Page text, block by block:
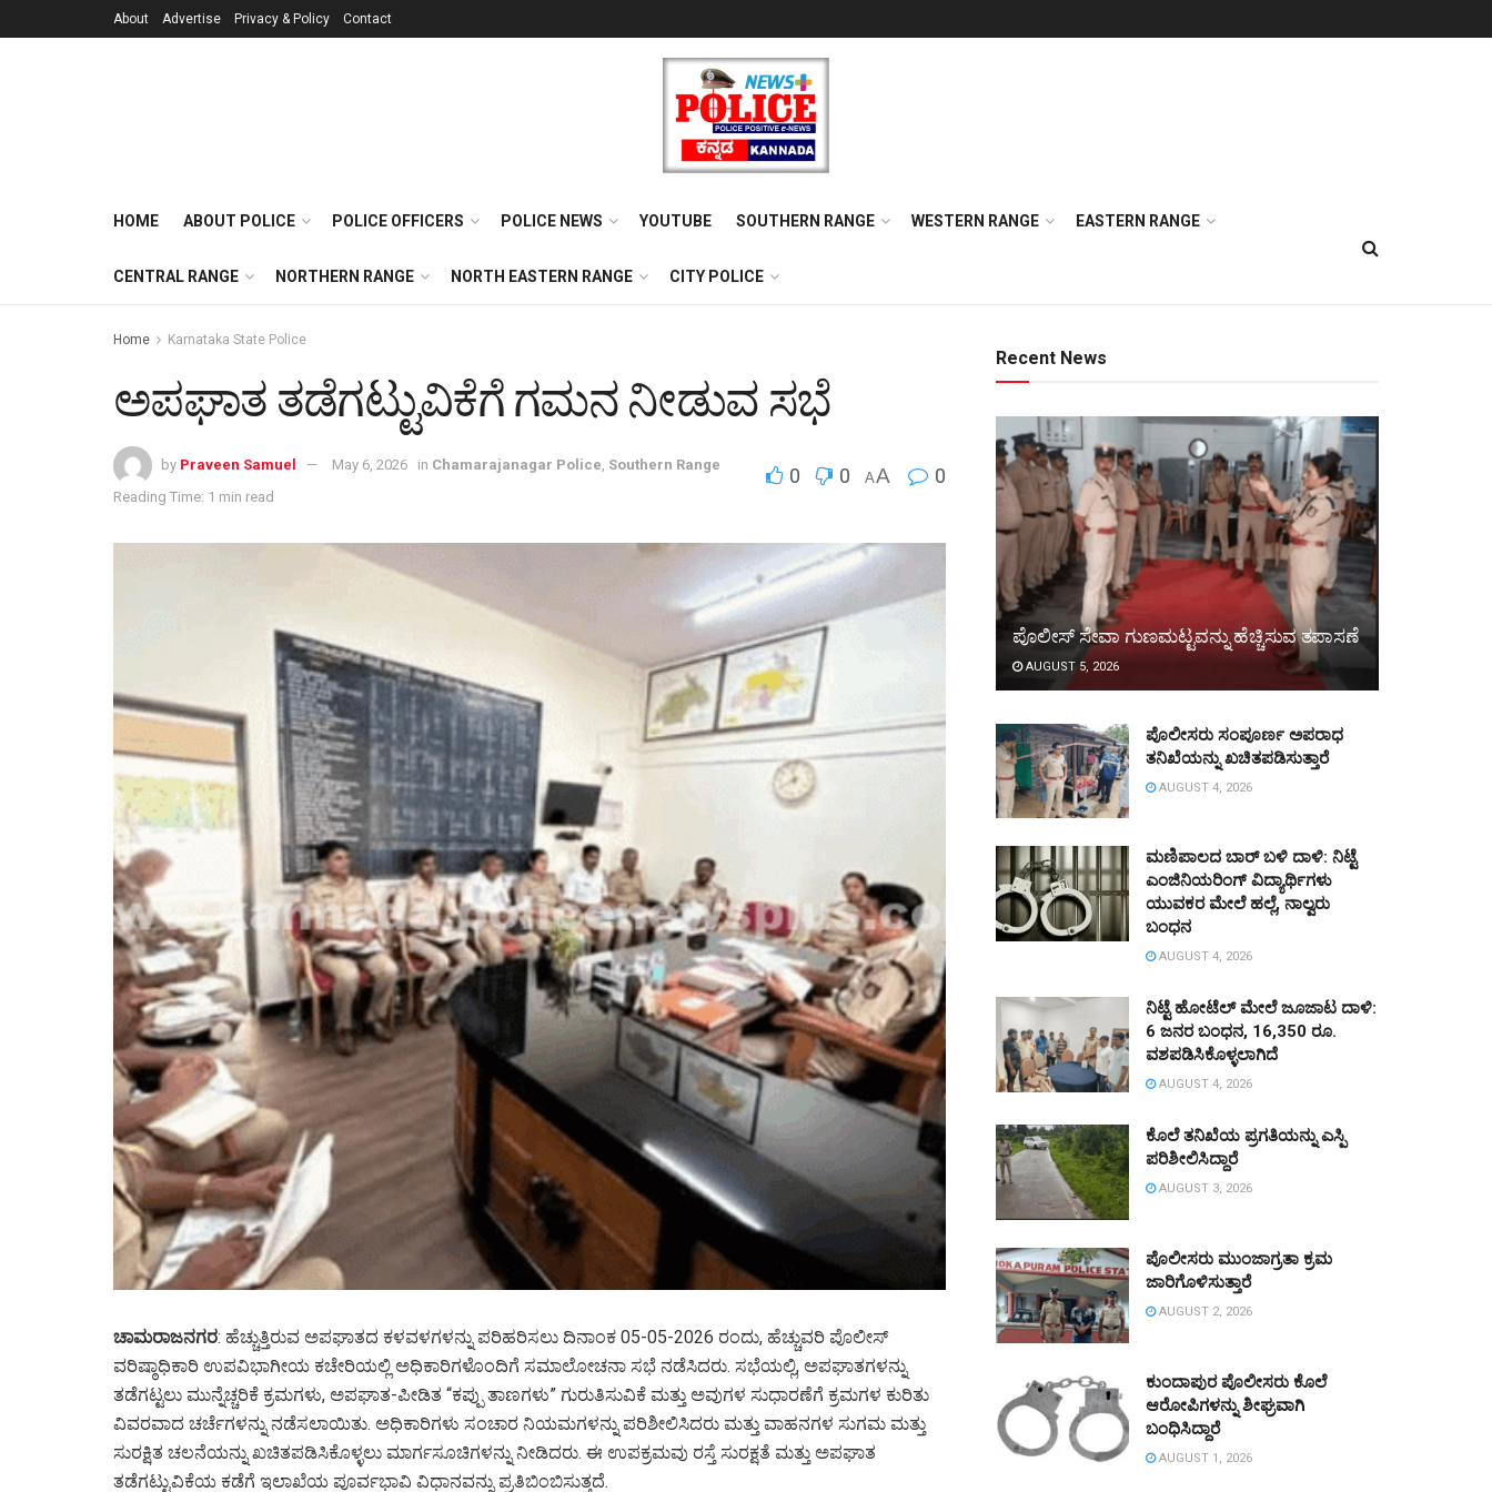
About Advertise Privacy & Policy Contact
HOME ABOUT POLICE POLICE OFFICERS POLICE NEWS YOUTUBE SOUTHERN RANGE WESTERN RANGE EASTERN RANGE
CENTRAL RANGE NORTHERN RANGE NORTH EASTERN RANGE CITY POLICE
Home Karnataka State Police
ಅಪಘಾತ ತಡೆಗಟ್ಟುವಿಕೆಗೆ ಗಮನ ನೀಡುವ ಸಭೆ
by Praveen Samuel May 6, 2026 in Chamarajanagar Police Southern Range
Reading Time: 1 min read
0 0 AA 0
ಚಾಮರಾಜನಗರ: ಹೆಚ್ಚುತ್ತಿರುವ ಅಪಘಾತದ ಕಳವಳಗಳನ್ನು ಪರಿಹರಿಸಲು ದಿನಾಂಕ 05-05-2026 ರಂದು, ಹೆಚ್ಚುವರಿ ಪೊಲೀಸ್
ವರಿಷ್ಠಾಧಿಕಾರಿ ಉಪವಿಭಾಗೀಯ ಕಚೇರಿಯಲ್ಲಿ ಅಧಿಕಾರಿಗಳೊಂದಿಗೆ ಸಮಾಲೋಚನಾ ಸಭೆ ನಡೆಸಿದರು. ಸಭೆಯಲ್ಲಿ, ಅಪಘಾತಗಳನ್ನು
ತಡೆಗಟ್ಟಲು ಮುನ್ನೆಚ್ಚರಿಕೆ ಕ್ರಮಗಳು, ಅಪಘಾತ-ಪೀಡಿತ “ಕಪ್ಪು ತಾಣಗಳು” ಗುರುತಿಸುವಿಕೆ ಮತ್ತು ಅವುಗಳ ಸುಧಾರಣೆಗೆ ಕ್ರಮಗಳ ಕುರಿತು
ವಿವರವಾದ ಚರ್ಚೆಗಳನ್ನು ನಡೆಸಲಾಯಿತು. ಅಧಿಕಾರಿಗಳು ಸಂಚಾರ ನಿಯಮಗಳನ್ನು ಪರಿಶೀಲಿಸಿದರು ಮತ್ತು ವಾಹನಗಳ ಸುಗಮ ಮತ್ತು
ಸುರಕ್ಷಿತ ಚಲನೆಯನ್ನು ಖಚಿತಪಡಿಸಿಕೊಳ್ಳಲು ಮಾರ್ಗಸೂಚಿಗಳನ್ನು ನೀಡಿದರು. ಈ ಉಪಕ್ರಮವು ರಸ್ತೆ ಸುರಕ್ಷತೆ ಮತ್ತು ಅಪಘಾತ
ತಡೆಗಟ್ಟುವಿಕೆಯ ಕಡೆಗೆ ಇಲಾಖೆಯ ಪೂರ್ವಭಾವಿ ವಿಧಾನವನ್ನು ಪ್ರತಿಬಿಂಬಿಸುತ್ತದೆ.
Recent News
ಪೊಲೀಸ್ ಸೇವಾ ಗುಣಮಟ್ಟವನ್ನು ಹೆಚ್ಚಿಸುವ ತಪಾಸಣೆ
AUGUST 5, 2026
ಪೊಲೀಸರು ಸಂಪೂರ್ಣ ಅಪರಾಧ
ತನಿಖೆಯನ್ನು ಖಚಿತಪಡಿಸುತ್ತಾರೆ
AUGUST 4, 2026
ಮಣಿಪಾಲದ ಬಾರ್ ಬಳಿ ದಾಳಿ: ನಿಟ್ಟೆ
ಎಂಜಿನಿಯರಿಂಗ್ ವಿದ್ಯಾರ್ಥಿಗಳು
ಯುವಕರ ಮೇಲೆ ಹಲ್ಲೆ, ನಾಲ್ವರು
ಬಂಧನ
AUGUST 4, 2026
ನಿಟ್ಟೆ ಹೋಟೆಲ್ ಮೇಲೆ ಜೂಜಾಟ ದಾಳಿ:
6 ಜನರ ಬಂಧನ, 16,350 ರೂ.
ವಶಪಡಿಸಿಕೊಳ್ಳಲಾಗಿದೆ
AUGUST 4, 2026
ಕೊಲೆ ತನಿಖೆಯ ಪ್ರಗತಿಯನ್ನು ಎಸ್ಪಿ
ಪರಿಶೀಲಿಸಿದ್ದಾರೆ
AUGUST 3, 2026
ಪೊಲೀಸರು ಮುಂಜಾಗ್ರತಾ ಕ್ರಮ
ಜಾರಿಗೊಳಿಸುತ್ತಾರೆ
AUGUST 2, 2026
ಕುಂದಾಪುರ ಪೊಲೀಸರು ಕೊಲೆ
ಆರೋಪಿಗಳನ್ನು ಶೀಘ್ರವಾಗಿ
ಬಂಧಿಸಿದ್ದಾರೆ
AUGUST 1, 2026